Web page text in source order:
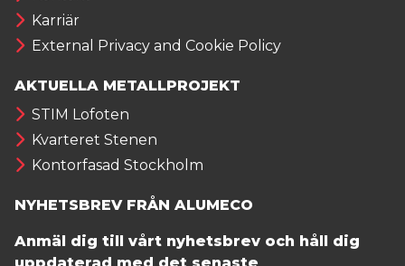
Karriär
External Privacy and Cookie Policy
AKTUELLA METALLPROJEKT
STIM Lofoten
Kvarteret Stenen
Kontorfasad Stockholm
NYHETSBREV FRÅN ALUMECO
Anmäl dig till vårt nyhetsbrev och håll dig